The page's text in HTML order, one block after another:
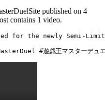
published on 4
contains 1 video.
for the newly Semi-
#遊戯王マスターデュ